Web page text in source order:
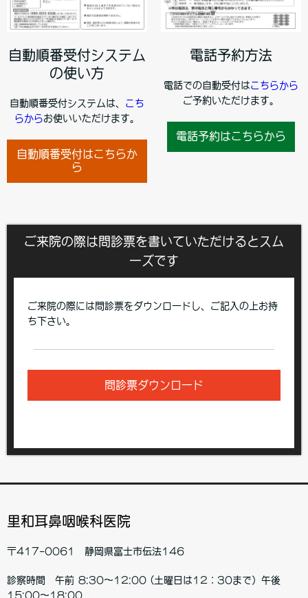
自動順番受付システム
の使い方
自動順番受付システムは、 こち
らからお使いいただけます。
自動順番受付はこちらか
ら
電話予約方法
電話での自動受付はこちらから
ご予約いただけます。
電話予約はこちらから
ご来院の際は問診票を書いていただけるとスム
ーズです
ご来院の際には問診票をダウンロードし、ご記入の上お持
ち下さい。
問診票ダウンロード
里和耳鼻咽喉科医院
〒417-0061 静岡県富士市伝法146
診察時間 午前 8:30～12:00 (土曜日は12：30まで）午後
15:00～18:00